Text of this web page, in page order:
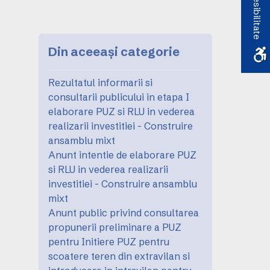
Din aceeași categorie
Rezultatul informarii si
consultarii publicului in etapa I
elaborare PUZ si RLU in vederea
realizarii investitiei - Construire
ansamblu mixt
Anunt intentie de elaborare PUZ
si RLU in vederea realizarii
investitiei - Construire ansamblu
mixt
Anunt public privind consultarea
propunerii preliminare a PUZ
pentru Initiere PUZ pentru
scoatere teren din extravilan si